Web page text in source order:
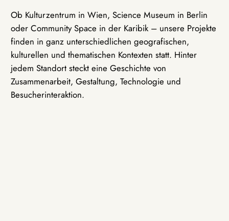
Ob Kulturzentrum in Wien, Science Museum in Berlin
oder Community Space in der Karibik – unsere Projekte
finden in ganz unterschiedlichen geografischen,
kulturellen und thematischen Kontexten statt. Hinter
jedem Standort steckt eine Geschichte von
Zusammenarbeit, Gestaltung, Technologie und
Besucherinteraktion.